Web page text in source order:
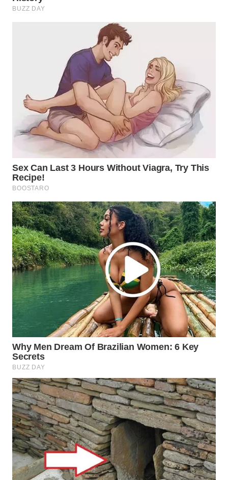
INFRASTRUKTUR
WAHANA
KONSUMEN
WAHANA
WAHANA
TRAVEL
WAHANA
TV
WAHANANEWS
ID
WAHANANEWS
CO ID
WAHANANEWS
NET
WAHANA
SPORT
WAHANA
UMKM
WAHANA
SELEB
WAHANA